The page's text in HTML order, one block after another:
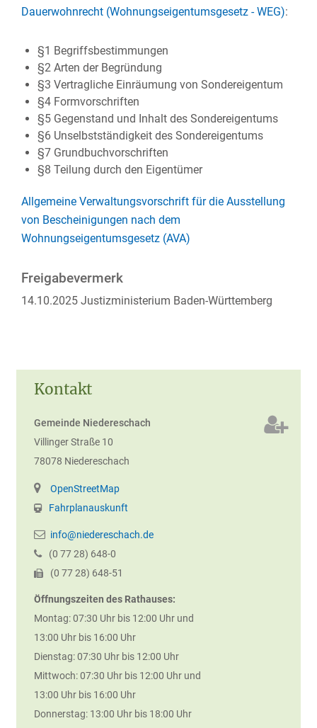
Kontakt
Gemeinde Niedereschach
Villinger Straße 10
78078 Niedereschach
OpenStreetMap
Fahrplanauskunft
info@niedereschach.de
(0 7728) 648-0
(0 7728) 648-51
Öffnungszeiten des Rathauses:
Montag: 07:30 Uhr bis 12:00 Uhr und
13:00 Uhr bis 16:00 Uhr
Dienstag: 07:30 Uhr bis 12:00 Uhr
Mittwoch: 07:30 Uhr bis 12:00 Uhr und
13:00 Uhr bis 16:00 Uhr
Donnerstag: 13:00 Uhr bis 18:00 Uhr
Dauerwohnrecht (Wohnungseigentumsgesetz - WEG):
§1 Begriffsbestimmungen
§2 Arten der Begründung
§3 Vertragliche Einräumung von Sondereigentum
§4 Formvorschriften
§5 Gegenstand und Inhalt des Sondereigentums
§6 Unselbstständigkeit des Sondereigentums
§7 Grundbuchvorschriften
§8 Teilung durch den Eigentümer
Allgemeine Verwaltungsvorschrift für die Ausstellung
von Bescheinigungen nach dem
Wohnungseigentumsgesetz (AVA)
Freigabevermerk
14.10.2025 Justizministerium Baden-Württemberg